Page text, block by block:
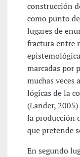
construcción
como punto
lugares de
fractura entre
marcadas por
muchas veces
lógicas de la
(Lander,
la producción
que pretende
En segundo